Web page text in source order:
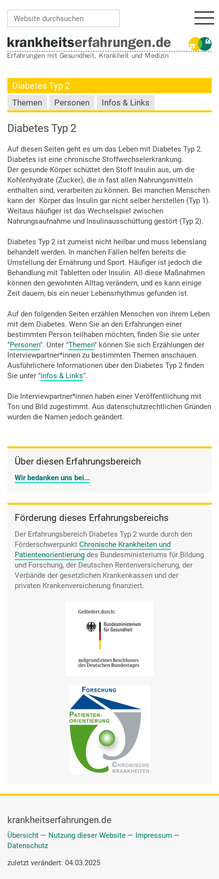
Diabetes Typ 2
Themen Personen Infos & Links
Diabetes Typ 2
Auf diesen Seiten geht es um das Leben mit Diabetes Typ 2.
Diabetes ist eine chronische Stoffwechselerkrankung.
Der gesunde Körper schüttet den Stoff Insulin aus, um die
Kohlenhydrate (Zucker), die in fast allen Nahrungsmitteln
enthalten sind, verarbeiten zu können. Bei manchen Menschen
kann der Körper das Insulin gar nicht selber herstellen (Typ 1).
Weitaus häufiger ist das Wechselspiel zwischen
Nahrungsaufnahme und Insulinausschüttung gestört (Typ 2).
Diabetes Typ 2 ist zumeist nicht heilbar und muss lebenslang
behandelt werden. In manchen Fällen helfen bereits die
Umstellung der Ernährung und Sport. Häufiger ist jedoch die
Behandlung mit Tabletten oder Insulin. All diese Maßnahmen
können den gewohnten Alltag verändern, und es kann einige
Zeit dauern, bis ein neuer Lebensrhythmus gefunden ist.
Auf den folgenden Seiten erzählen Menschen von ihrem Leben
mit dem Diabetes. Wenn Sie an den Erfahrungen einer
bestimmten Person teilhaben möchten, finden Sie sie unter
"Personen". Unter "Themen" können Sie sich Erzählungen der
Interviewpartner*innen zu bestimmten Themen anschauen.
Ausführlichere Informationen über den Diabetes Typ 2 finden
Sie unter " Infos & Links“.
Die Interviewpartner*innen haben einer Veröffentlichung mit
Ton und Bild zugestimmt. Aus datenschutzrechtlichen Gründen
wurden die Namen jedoch geändert.
Über diesen Erfahrungsbereich
Wir bedanken uns bei...
Förderung dieses Erfahrungsbereichs
Der Erfahrungsbereich Diabetes Typ 2 wurde durch den
Förderschwerpunkt Chronische Krankheiten und
Patientenorientierung des Bundesministeriums für Bildung
und Forschung, der Deutschen Rentenversicherung, der
Verbände der gesetzlichen Krankenkassen und der
privaten Krankenversicherung finanziert.
krankheitserfahrungen.de
Übersicht — Nutzung dieser Website — Impressum —
Datenschutz
zuletzt verändert: 04.03.2025